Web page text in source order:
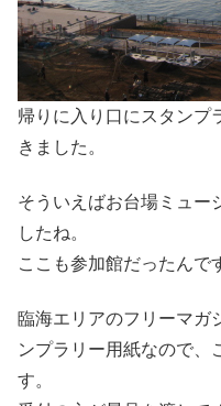
帰りに入り口にスタンプ
きました。
そういえばお台場ミュー
したね。
ここも参加館だったんで
臨海エリアのフリーマガ
ンプラリー用紙なので、
す。